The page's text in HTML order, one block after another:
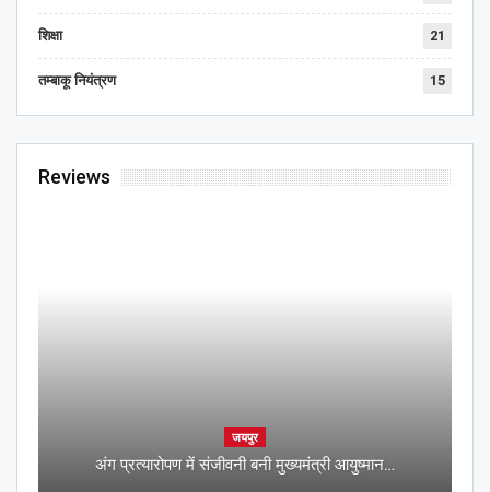
शिक्षा 21
तम्बाकू नियंत्रण 15
Reviews
जयपुर
अंग प्रत्यारोपण में संजीवनी बनी मुख्यमंत्री आयुष्मान…